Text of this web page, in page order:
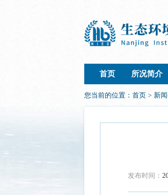
首页 所况简介
您当前的位置： 首页 > 新
发布时间：